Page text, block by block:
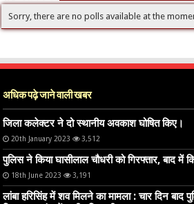
Sorry, there are no polls available at the
अधिक पढ़े जाने वाली खबर
जिला कलेक्टर ने दो स्थानीय अवकाश घोषित किए।
20th January 2023 3,512
पुलिस ने किया घासीलाल चौधरी को गिरफ्तार, बाद में
18th June 2023 3,191
लांबा हरिसिंह में शव मिलने का मामला : चार दिन बाद